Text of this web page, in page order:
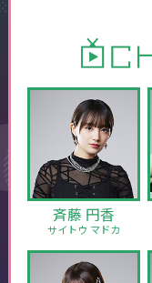
斉藤 円香
サイトウ マドカ